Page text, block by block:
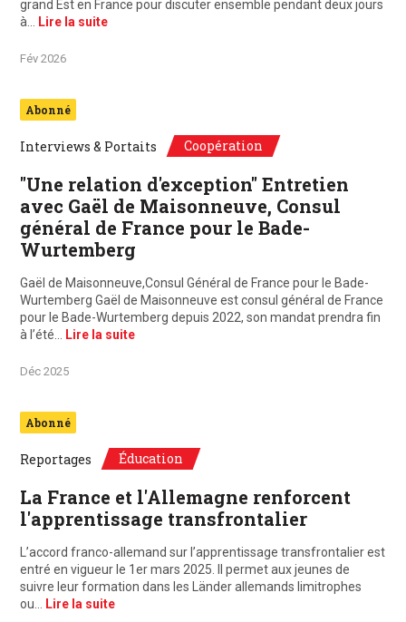
grand Est en France pour discuter ensemble pendant deux jours
à… Lire la suite
Fév 2026
Abonné
Interviews & Portaits Coopération
"Une relation d'exception" Entretien
avec Gaël de Maisonneuve, Consul
général de France pour le Bade-
Wurtemberg
Gaël de Maisonneuve,Consul Général de France pour le Bade-
Wurtemberg Gaël de Maisonneuve est consul général de France
pour le Bade-Wurtemberg depuis 2022, son mandat prendra fin
à l’été… Lire la suite
Déc 2025
Abonné
Reportages Éducation
La France et l'Allemagne renforcent
l'apprentissage transfrontalier
L’accord franco-allemand sur l’apprentissage transfrontalier est
entré en vigueur le 1er mars 2025. Il permet aux jeunes de
suivre leur formation dans les Länder allemands limitrophes
ou… Lire la suite